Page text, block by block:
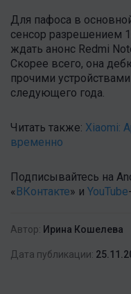
Для пафоса в
сенсор разрешением
ждать анонс Redmi
Скорее всего, она
прочими
следующего года.
Читать также: Xiaomi:
временно
Подписывайтесь на
« ВКонтакте» и YouTube
Автор: Ирина Кошелева
Дата публикации: